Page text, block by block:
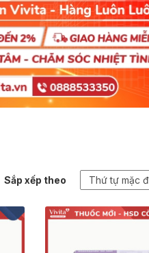
Sắp xếp theo